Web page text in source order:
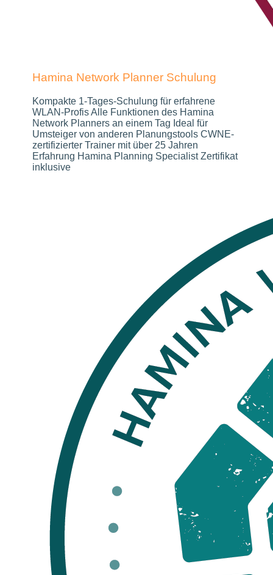
Hamina Network Planner Schulung
Kompakte 1-Tages-Schulung für erfahrene
WLAN-Profis Alle Funktionen des Hamina
Network Planners an einem Tag Ideal für
Umsteiger von anderen Planungstools CWNE-
zertifizierter Trainer mit über 25 Jahren
Erfahrung Hamina Planning Specialist Zertifikat
inklusive